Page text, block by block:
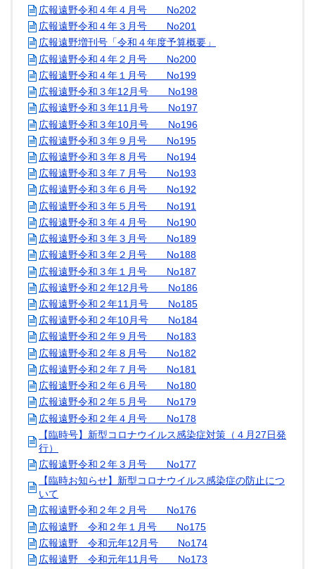
広報遠野令和４年４月号 No202
広報遠野令和４年３月号 No201
広報遠野増刊号「令和４年度予算概要」
広報遠野令和４年２月号 No200
広報遠野令和４年１月号 No199
広報遠野令和３年12月号 No198
広報遠野令和３年11月号 No197
広報遠野令和３年10月号 No196
広報遠野令和３年９月号 No195
広報遠野令和３年８月号 No194
広報遠野令和３年７月号 No193
広報遠野令和３年６月号 No192
広報遠野令和３年５月号 No191
広報遠野令和３年４月号 No190
広報遠野令和３年３月号 No189
広報遠野令和３年２月号 No188
広報遠野令和３年１月号 No187
広報遠野令和２年12月号 No186
広報遠野令和２年11月号 No185
広報遠野令和２年10月号 No184
広報遠野令和２年９月号 No183
広報遠野令和２年８月号 No182
広報遠野令和２年７月号 No181
広報遠野令和２年６月号 No180
広報遠野令和２年５月号 No179
広報遠野令和２年４月号 No178
【臨時号】新型コロナウイルス感染症対策（４月27日発
行）
広報遠野令和２年３月号 No177
【臨時お知らせ】新型コロナウイルス感染症の防止につ
いて
広報遠野令和２年２月号 No176
広報遠野 令和２年１月号 No175
広報遠野 令和元年12月号 No174
広報遠野 令和元年11月号 No173